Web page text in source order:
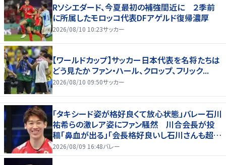
Rソシエダード、今夏最初の補強間近に ２季前
に所属したモロッコ代表DFアゲルド復帰濃厚
2026/08/10 10:23サッカー
【ワールドカップ】サッカー日本代表を名将たちは
どう見たか ファン・ハール、クロップ、フリック...
2026/08/10 09:50サッカー
「タキシード姿が格好良くて放心状態」バレー石川
祐希らの激レア姿にファン騒然 川合会長が投
稿「鼻血が出る」「会長格好良いし石川さんも超格
好いい」
2026/08/09 16:48バレー